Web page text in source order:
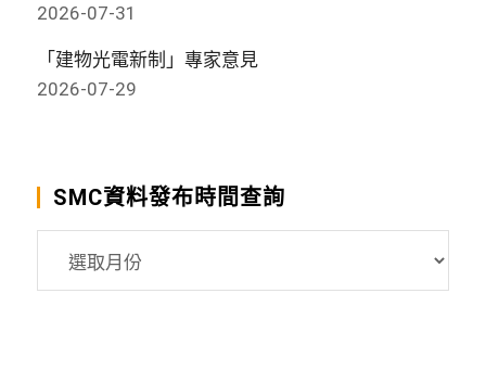
2026-07-31
「建物光電新制」專家意見
2026-07-29
SMC資料發布時間查詢